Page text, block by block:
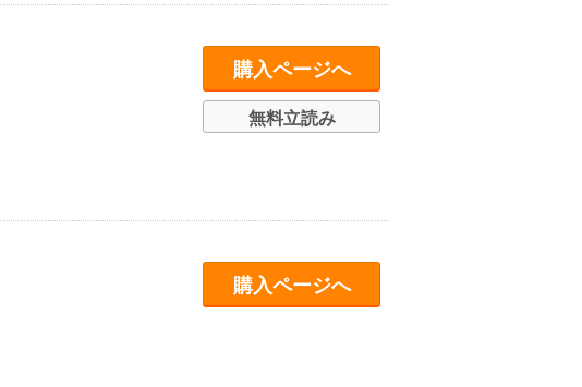
購入ページへ
無料立読み
購入ページへ